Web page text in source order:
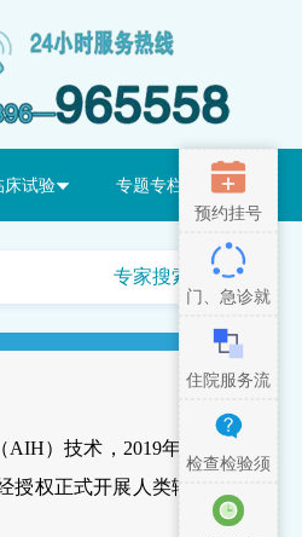
床试验 专题专栏
专家搜索
）技术，2019年1
权正式开展人类辅
预约挂号
门、急诊就
医流程
住院服务流
程
检查检验须
知